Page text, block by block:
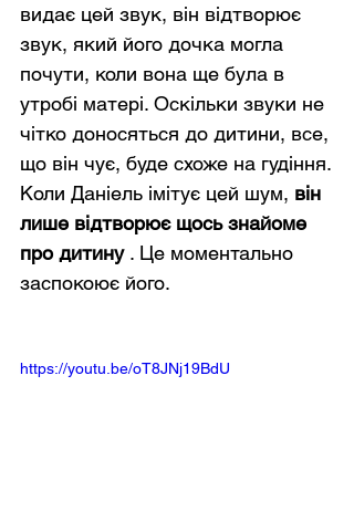
видає цей звук, він відтворює
звук, який його дочка могла
почути, коли вона ще була в
утробі матері. Оскільки звуки не
чітко доносяться до дитини, все,
що він чує, буде схоже на гудіння.
Коли Даніель імітує цей шум, він
лише відтворює щось знайоме
про дитину . Це моментально
заспокоює його.
https://youtu.be/oT8JNj19BdU